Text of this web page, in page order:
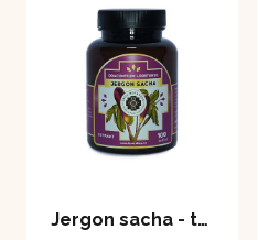
Jergon sacha - tablety 100 tablet